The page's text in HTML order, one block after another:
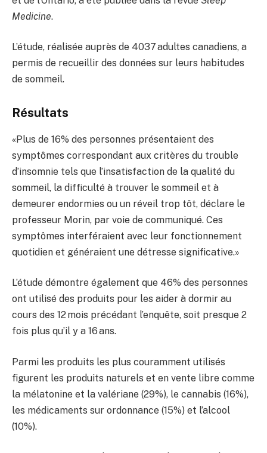
Medicine.
L’étude, réalisée auprès de 4037 adultes canadiens, a
permis de recueillir des données sur leurs habitudes
de sommeil.
Résultats
«Plus de 16% des personnes présentaient des
symptômes correspondant aux critères du trouble
d’insomnie tels que l’insatisfaction de la qualité du
sommeil, la difficulté à trouver le sommeil et à
demeurer endormies ou un réveil trop tôt, déclare le
professeur Morin, par voie de communiqué. Ces
symptômes interféraient avec leur fonctionnement
quotidien et généraient une détresse significative.»
L’étude démontre également que 46% des personnes
ont utilisé des produits pour les aider à dormir au
cours des 12 mois précédant l’enquête, soit presque 2
fois plus qu’il y a 16 ans.
Parmi les produits les plus couramment utilisés
figurent les produits naturels et en vente libre comme
la mélatonine et la valériane (29%), le cannabis (16%),
les médicaments sur ordonnance (15%) et l’alcool
(10%).